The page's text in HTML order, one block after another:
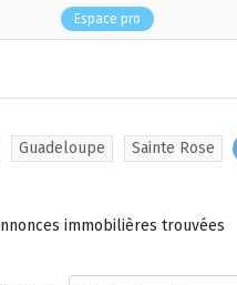
Espace pro
Guadeloupe Sainte Rose
immobilières trouvées